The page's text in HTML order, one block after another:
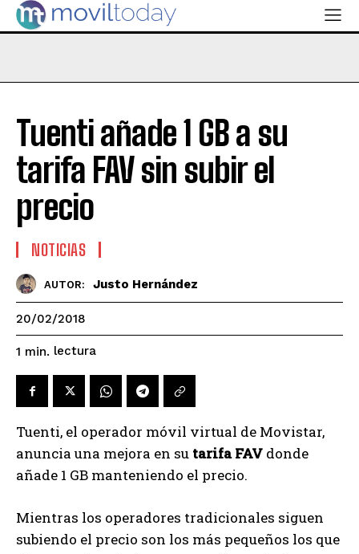
Tuenti añade 1 GB a su
tarifa FAV sin subir el
precio
NOTICIAS
AUTOR: Justo Hernández
20/02/2018
1 min. lectura
Tuenti, el operador móvil virtual de Movistar,
anuncia una mejora en su tarifa FAV donde
añade 1 GB manteniendo el precio.
Mientras los operadores tradicionales siguen
subiendo el precio son los más pequeños los que